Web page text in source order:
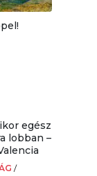
egész
lobban –
/